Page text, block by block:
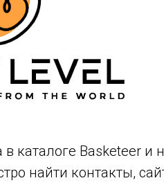
каталоге Basketeer и
найти контакты,